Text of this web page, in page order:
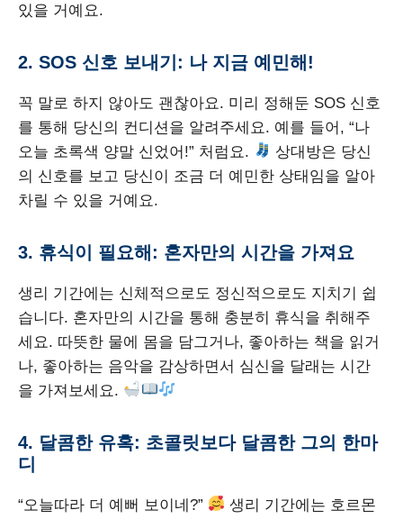
있을 거예요.
2. SOS 신호 보내기: 나 지금 예민해!
꼭 말로 하지 않아도 괜찮아요. 미리 정해둔 SOS 신호
를 통해 당신의 컨디션을 알려주세요. 예를 들어, “나
오늘 초록색 양말 신었어!” 처럼요.
상대방은 당신
의 신호를 보고 당신이 조금 더 예민한 상태임을 알아
차릴 수 있을 거예요.
3. 휴식이 필요해: 혼자만의 시간을 가져요
생리 기간에는 신체적으로도 정신적으로도 지치기 쉽
습니다. 혼자만의 시간을 통해 충분히 휴식을 취해주
세요. 따뜻한 물에 몸을 담그거나, 좋아하는 책을 읽거
나, 좋아하는 음악을 감상하면서 심신을 달래는 시간
을 가져보세요.
4. 달콤한 유혹: 초콜릿보다 달콤한 그의 한마
디
“오늘따라 더 예뻐 보이네?”
생리 기간에는 호르몬